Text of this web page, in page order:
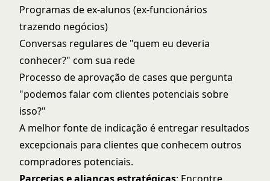
Programas de ex-alunos (ex-funcionários
trazendo negócios)
Conversas regulares de "quem eu deveria
conhecer?" com sua rede
Processo de aprovação de cases que pergunta
"podemos falar com clientes potenciais sobre
isso?"
A melhor fonte de indicação é entregar resultados
excepcionais para clientes que conhecem outros
compradores potenciais.